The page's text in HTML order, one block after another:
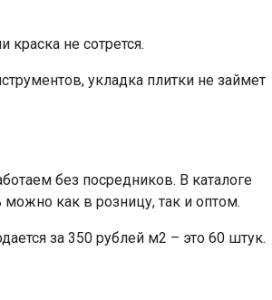
краска не сотрется.
укладка плитки не займет
без посредников. В каталоге
можно как в розницу, так и оптом.
за 350 рублей м2 – это 60 штук.